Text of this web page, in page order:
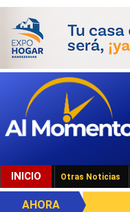
INICIO Otras Noticias
AHORA